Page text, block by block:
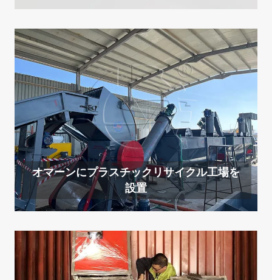
オマーンにプラスチックリサイクル工場を
設置